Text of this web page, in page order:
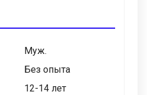
Муж.
Без опыта
12-14 лет